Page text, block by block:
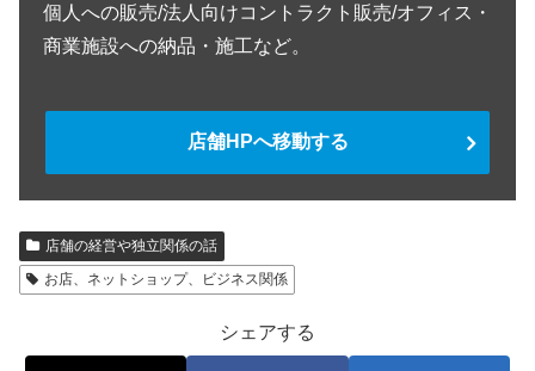
個人への販売/法人向けコントラクト販売/オフィス・
商業施設への納品・施工など。
店舗HPへ移動する
店舗の経営や独立関係の話
お店、ネットショップ、ビジネス関係
シェアする